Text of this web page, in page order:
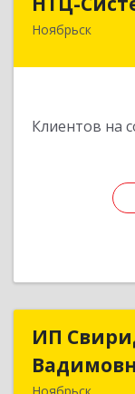
Ноябрьск
Клиентов на
629804,
ИП